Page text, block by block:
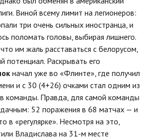
Виной всему лимит на легионеров:
три очень сильных иностранца, и
поломать головы, выбирая лишнего.
им жаль расставаться с белорусом,
потенциал. Раскрывать его
начал уже во «Флинте», где получил
и с 30 (4+26) очками стал одним из
команды. Правда, для самой команды
52 поражения в 68 матчах — и
в «регулярке». Несмотря на это,
Владислава на 31-м месте